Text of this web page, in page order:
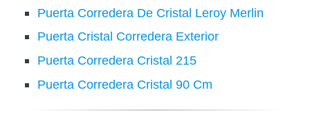
Puerta Corredera De Cristal Leroy Merlin
Puerta Cristal Corredera Exterior
Puerta Corredera Cristal 215
Puerta Corredera Cristal 90 Cm